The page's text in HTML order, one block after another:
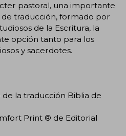
pastoral, una importante
traducción, formado por
de la Escritura, la
opción tanto para los
y sacerdotes.
la traducción Biblia de
Print ® de Editorial